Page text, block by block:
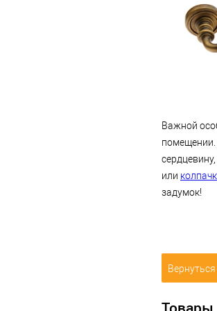
Важной
помещении.
сердцевину,
или
задумок!